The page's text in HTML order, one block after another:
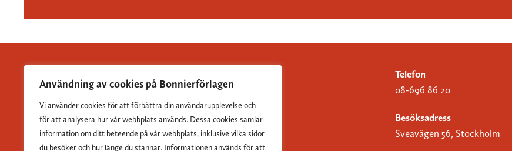
Användning av cookies på Bonnierförlagen
Vi använder cookies för att förbättra din användarupplevelse och
för att analysera hur vår webbplats används. Dessa cookies samlar
information om ditt beteende på vår webbplats, inklusive vilka sidor
du besöker och hur länge du stannar. Informationen används för att
Albert Bonniers Förlag grundades 1837 och är Sveriges
största skönlitterära förlag.
Telefon
08-696 86 20
Besöksadress
Sveavägen 56, Stockholm